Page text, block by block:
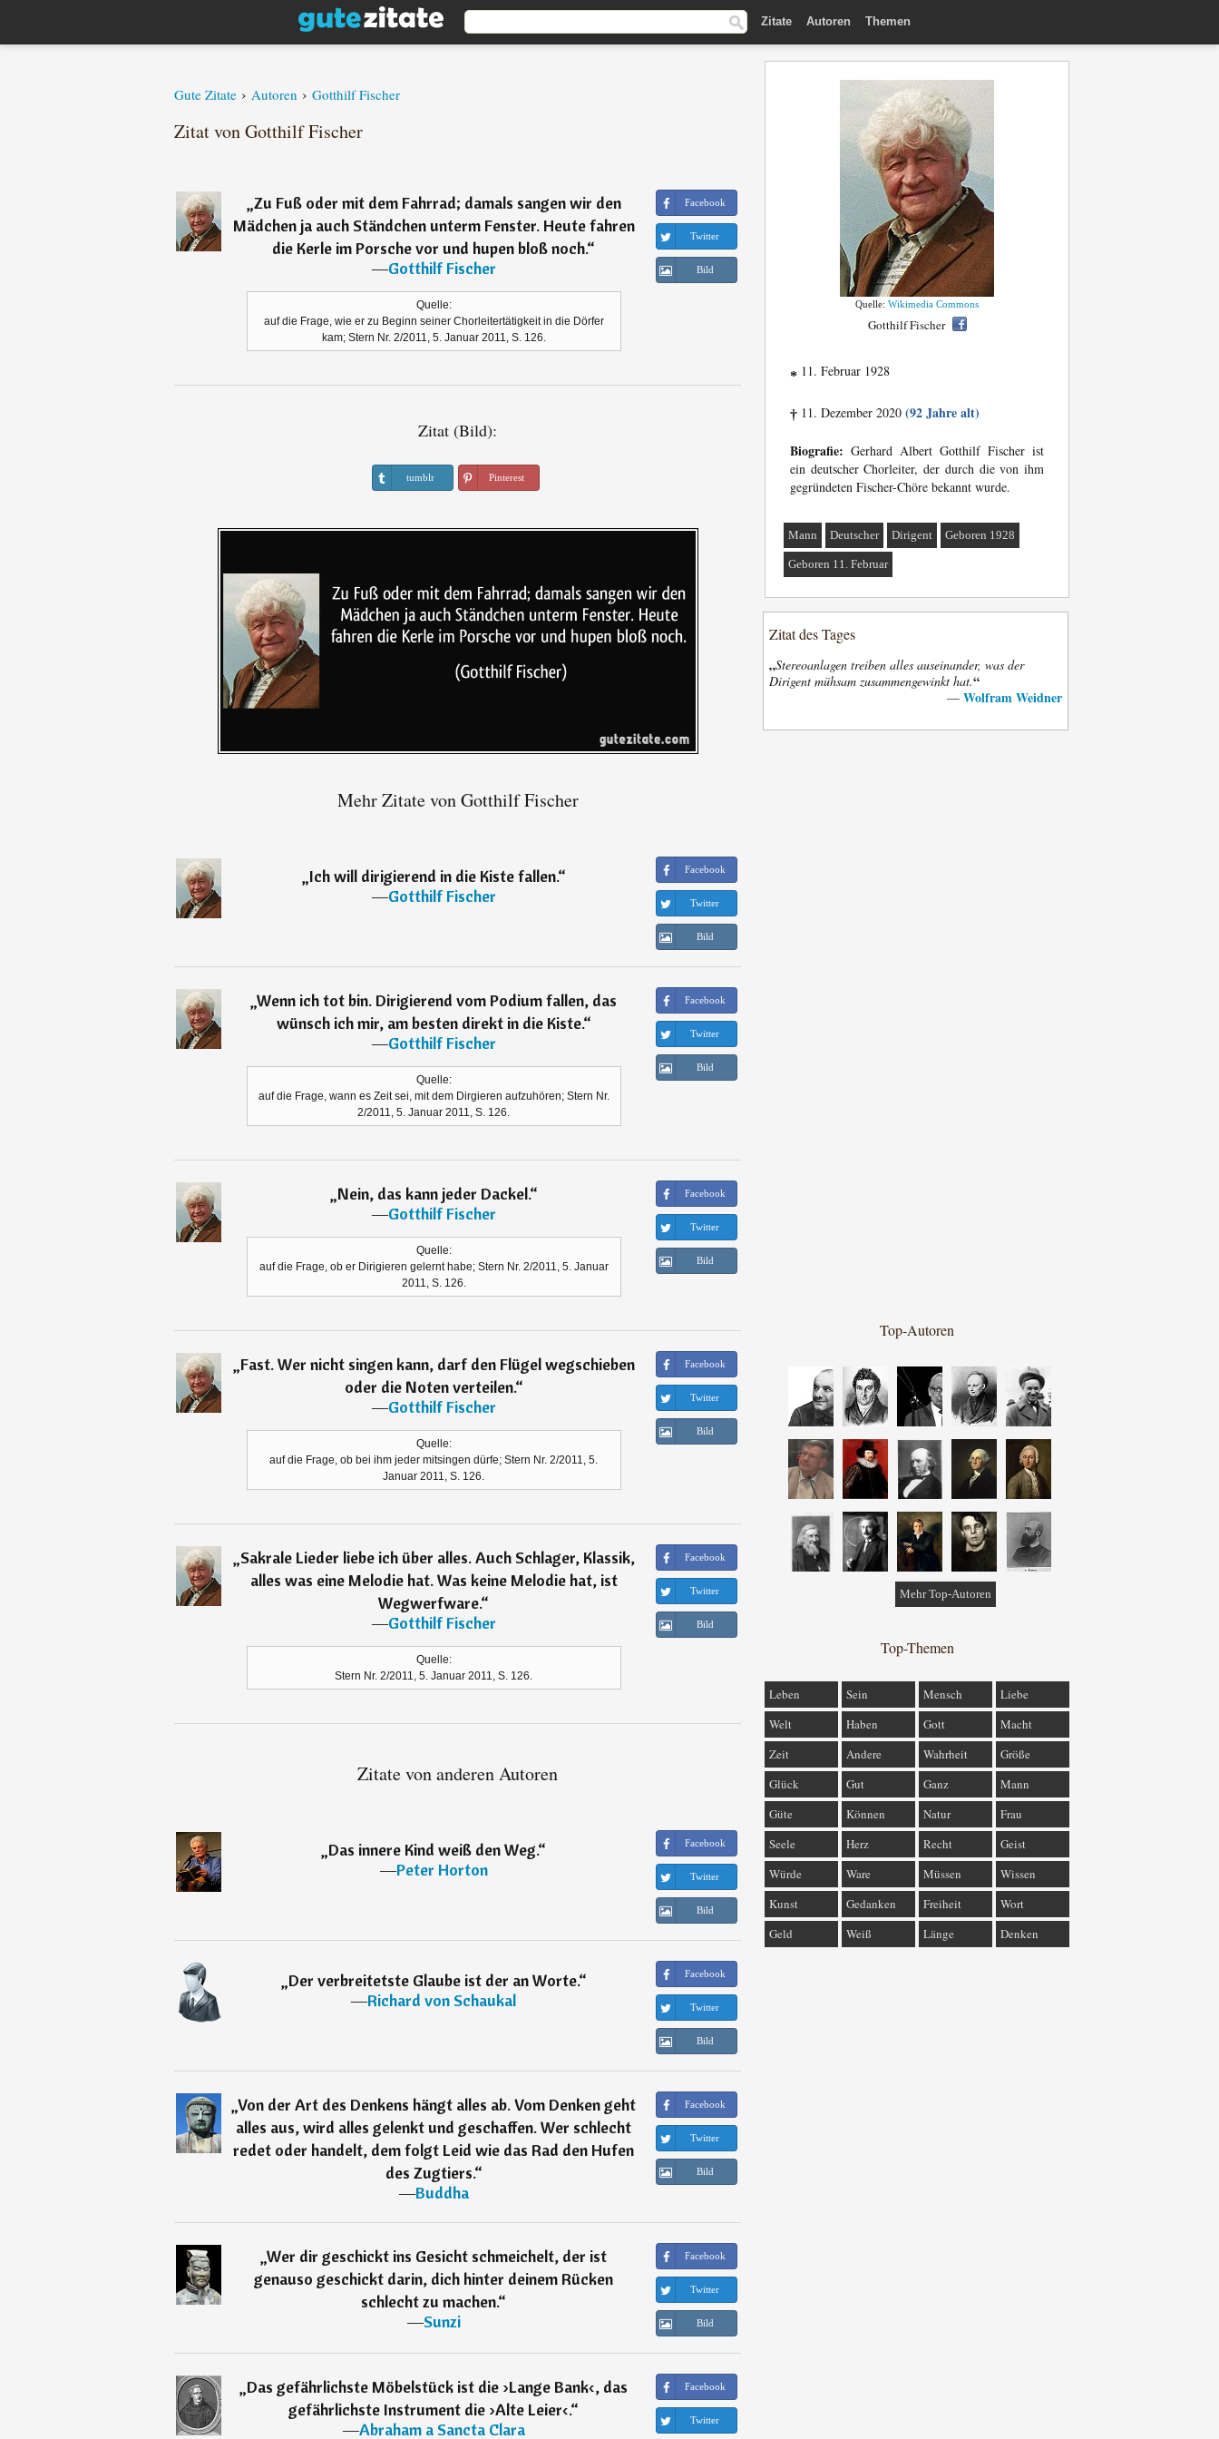
Zitate Autoren Themen
Gute Zitate › Autoren › Gotthilf Fischer
Zitat von Gotthilf Fischer
„Zu Fuß oder mit dem Fahrrad; damals sangen wir den
Mädchen ja auch Ständchen unterm Fenster. Heute fahren
die Kerle im Porsche vor und hupen bloß noch.“
―Gotthilf Fischer
Quelle:
auf die Frage, wie er zu Beginn seiner Chorleitertätigkeit in die Dörfer
kam; Stern Nr. 2/2011, 5. Januar 2011, S. 126.
Facebook
Twitter
Bild
Zitat (Bild):
tumblr Pinterest
Mehr Zitate von Gotthilf Fischer
„Ich will dirigierend in die Kiste fallen.“
―Gotthilf Fischer
Facebook
Twitter
Bild
„Wenn ich tot bin. Dirigierend vom Podium fallen, das
wünsch ich mir, am besten direkt in die Kiste.“
―Gotthilf Fischer
Quelle:
auf die Frage, wann es Zeit sei, mit dem Dirgieren aufzuhören; Stern Nr.
2/2011, 5. Januar 2011, S. 126.
Facebook
Twitter
Bild
„Nein, das kann jeder Dackel.“
―Gotthilf Fischer
Quelle:
auf die Frage, ob er Dirigieren gelernt habe; Stern Nr. 2/2011, 5. Januar
2011, S. 126.
Facebook
Twitter
Bild
„Fast. Wer nicht singen kann, darf den Flügel wegschieben
oder die Noten verteilen.“
―Gotthilf Fischer
Quelle:
auf die Frage, ob bei ihm jeder mitsingen dürfe; Stern Nr. 2/2011, 5.
Januar 2011, S. 126.
Facebook
Twitter
Bild
„Sakrale Lieder liebe ich über alles. Auch Schlager, Klassik,
alles was eine Melodie hat. Was keine Melodie hat, ist
Wegwerfware.“
―Gotthilf Fischer
Quelle:
Stern Nr. 2/2011, 5. Januar 2011, S. 126.
Facebook
Twitter
Bild
Zitate von anderen Autoren
„Das innere Kind weiß den Weg.“
―Peter Horton
Facebook
Twitter
Bild
„Der verbreitetste Glaube ist der an Worte.“
―Richard von Schaukal
Facebook
Twitter
Bild
„Von der Art des Denkens hängt alles ab. Vom Denken geht
alles aus, wird alles gelenkt und geschaffen. Wer schlecht
redet oder handelt, dem folgt Leid wie das Rad den Hufen
des Zugtiers.“
―Buddha
Facebook
Twitter
Bild
„Wer dir geschickt ins Gesicht schmeichelt, der ist
genauso geschickt darin, dich hinter deinem Rücken
schlecht zu machen.“
―Sunzi
Facebook
Twitter
Bild
„Das gefährlichste Möbelstück ist die ›Lange Bank‹, das
gefährlichste Instrument die ›Alte Leier‹.“
―Abraham a Sancta Clara
Facebook
Twitter
Quelle: Wikimedia Commons
Gotthilf Fischer
* 11. Februar 1928
† 11. Dezember 2020 (92 Jahre alt)
Biografie: Gerhard Albert Gotthilf Fischer ist
ein deutscher Chorleiter, der durch die von ihm
gegründeten Fischer-Chöre bekannt wurde.
Mann Deutscher Dirigent Geboren 1928
Geboren 11. Februar
Zitat des Tages
„Stereoanlagen treiben alles auseinander, was der
Dirigent mühsam zusammengewinkt hat.“
— Wolfram Weidner
Top-Autoren
Mehr Top-Autoren
Top-Themen
Leben Sein Mensch
Liebe
Welt
Haben Gott
Macht
Zeit
Andere Wahrheit
Größe
Glück
Gut Ganz
Mann
Güte
Können Natur
Frau
Seele
Herz Recht
Geist
Würde
Ware Müssen
Wissen
Kunst
Gedanken Freiheit
Wort
Geld
Weiß Länge Denken